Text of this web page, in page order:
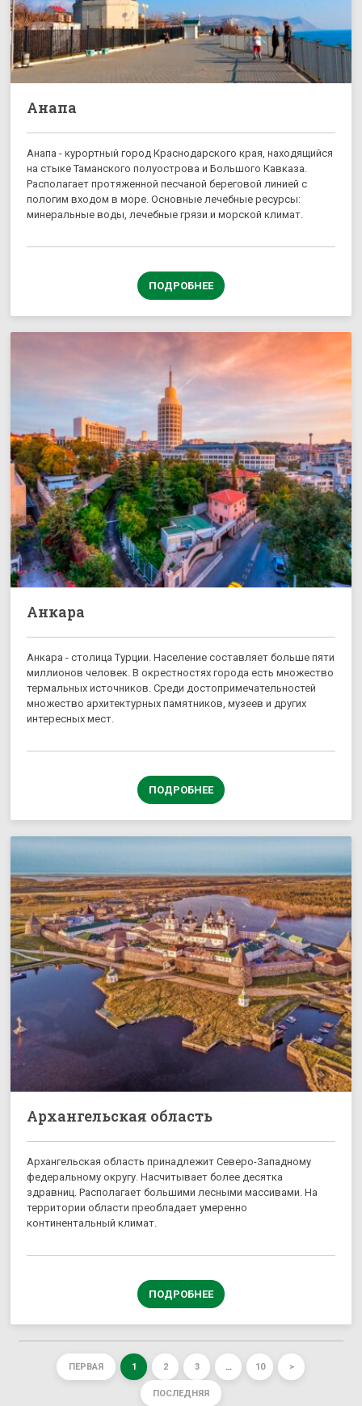
Анапа
Анапа - курортный город Краснодарского края, находящийся
на стыке Таманского полуострова и Большого Кавказа.
Располагает протяженной песчаной береговой линией с
пологим входом в море. Основные лечебные ресурсы:
минеральные воды, лечебные грязи и морской климат.
ПОДРОБНЕЕ
Анкара
Анкара - столица Турции. Население составляет больше пяти
миллионов человек. В окрестностях города есть множество
термальных источников. Среди достопримечательностей
множество архитектурных памятников, музеев и других
интересных мест.
ПОДРОБНЕЕ
Архангельская область
Архангельская область принадлежит Северо-Западному
федеральному округу. Насчитывает более десятка
здравниц. Располагает большими лесными массивами. На
территории области преобладает умеренно
континентальный климат.
ПОДРОБНЕЕ
ПЕРВАЯ 1 2 3 … 10 >
ПОСЛЕДНЯЯ